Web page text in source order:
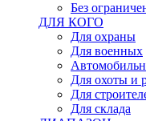
Без
ДЛЯ КОГО
Для охраны
Для военных
Для охоты и
Для
Для склада